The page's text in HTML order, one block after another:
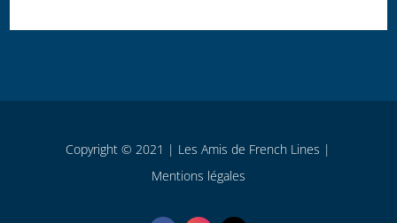
Copyright © 2021 | Les Amis de French Lines |
Mentions légales